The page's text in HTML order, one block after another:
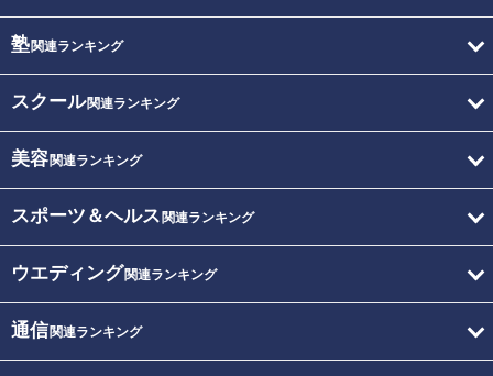
塾関連ランキング
スクール関連ランキング
美容関連ランキング
スポーツ＆ヘルス 関連ランキング
ウエディング関連ランキング
通信関連ランキング